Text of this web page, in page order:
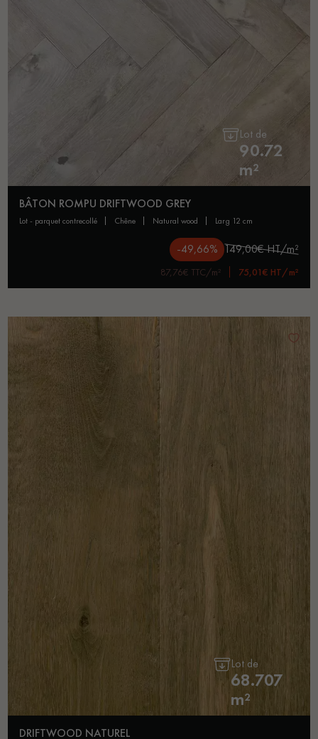
Lot de
90.72
m²
BÂTON ROMPU DRIFTWOOD GREY
lot - parquet contrecollé chêne natural wood larg 12 cm
-49,66% 149,00€ HT/m²
87,76€ TTC/m² 75,01€ HT/m²
Lot de
68.707
m²
DRIFTWOOD NATUREL